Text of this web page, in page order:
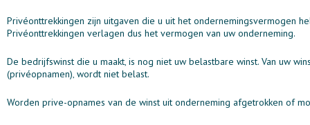
Privéonttrekkingen zijn uitgaven die u uit het ondernemingsvermogen
Privéonttrekkingen verlagen dus het vermogen van uw onderneming.
De bedrijfswinst die u maakt‚ is nog niet uw belastbare winst. Van uw
(privéopnamen)‚ wordt niet belast.
Worden prive-opnames van de winst uit onderneming afgetrokken of